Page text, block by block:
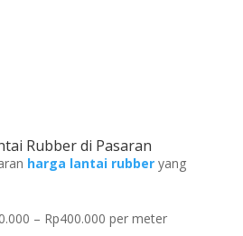
Rubber di Pasaran
harga lantai rubberyang
– Rp400.000 per meter